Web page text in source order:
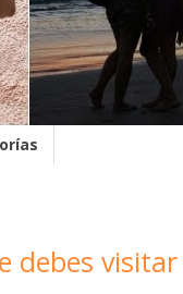
debes visitar